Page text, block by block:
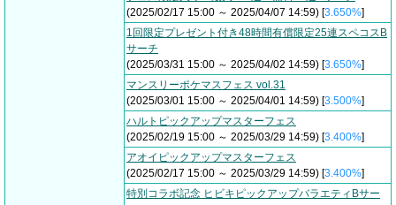
(2025/02/17 15:00 ～ 2025/04/07 14:59) [3.650%]
1回限定プレゼント付き48時間有償限定25連スペコスB
サーチ
(2025/03/31 15:00 ～ 2025/04/02 14:59) [3.650%]
マンスリーポケマスフェス vol.31
(2025/03/01 15:00 ～ 2025/04/01 14:59) [3.500%]
ハルトピックアップマスターフェス
(2025/02/19 15:00 ～ 2025/03/29 14:59) [3.400%]
アオイピックアップマスターフェス
(2025/02/17 15:00 ～ 2025/03/29 14:59) [3.400%]
特別コラボ記念 ヒビキピックアップバラエティBサー